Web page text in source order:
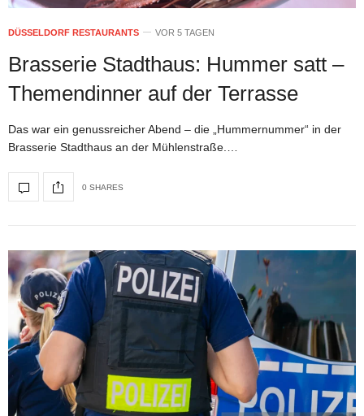
DÜSSELDORF RESTAURANTS VOR 5 TAGEN
Brasserie Stadthaus: Hummer satt –
Themendinner auf der Terrasse
Das war ein genussreicher Abend – die „Hummernummer“ in der
Brasserie Stadthaus an der Mühlenstraße.…
0 SHARES